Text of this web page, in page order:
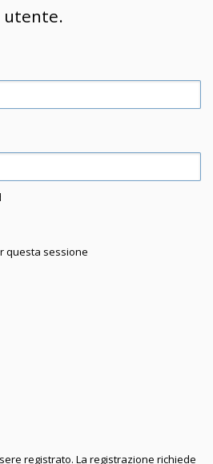
utente.
questa sessione
registrato. La registrazione richiede